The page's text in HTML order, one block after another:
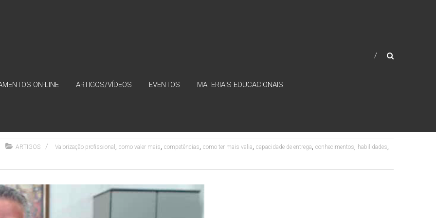
ON-LINE ARTIGOS/VÍDEOS EVENTOS MATERIAIS EDUCACIONAIS
mais?
ARTIGOS Valorização profissional , como valer mais, competências, como ter mais valia, capacidade de entrega, conhecimentos, habilidades,